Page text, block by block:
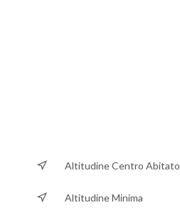
Altitudine Centro Abitato
Altitudine Minima